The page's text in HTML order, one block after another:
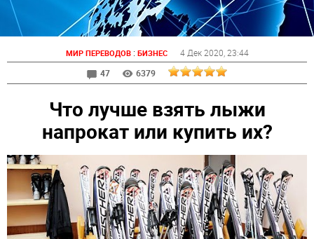
МИР ПЕРЕВОДОВ: БИЗНЕС 4 Дек 2020 , 23:44
47
6379
Что лучше взять лыжи
напрокат или купить их?